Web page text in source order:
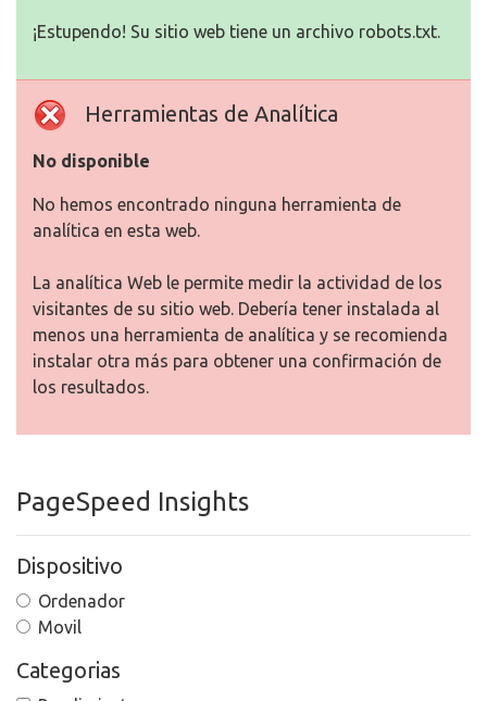
¡Estupendo! Su sitio web tiene un archivo robots.txt.
Herramientas de Analítica
No disponible
No hemos encontrado ninguna herramienta de
analítica en esta web.
La analítica Web le permite medir la actividad de los
visitantes de su sitio web. Debería tener instalada al
menos una herramienta de analítica y se recomienda
instalar otra más para obtener una confirmación de
los resultados.
PageSpeed Insights
Dispositivo
Ordenador
Movil
Categorias